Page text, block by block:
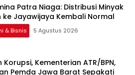
Patra Niaga: Distribusi Minyak
ke Jayawijaya Kembali Normal
& Bisnis 5 Agustus 2026
Korupsi, Kementerian ATR/BPN,
Pemda Jawa Barat Sepakati